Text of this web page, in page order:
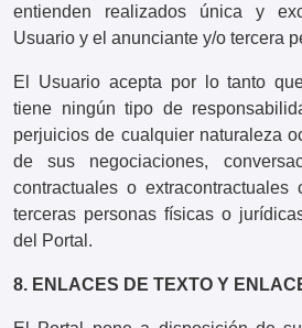
entienden realizados única y
Usuario y el anunciante y/o tercera
El Usuario acepta por lo tanto
tiene ningún tipo de
perjuicios de cualquier naturaleza
de sus negociaciones,
contractuales o
terceras personas físicas o
del Portal.
8. ENLACES DE TEXTO Y